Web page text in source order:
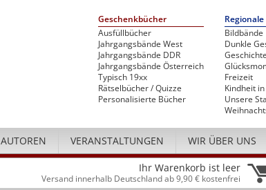
Geschenkbücher
Ausfüllbücher
Jahrgangsbände West
Jahrgangsbände DDR
Jahrgangsbände Österreich
Typisch 19xx
Rätselbücher / Quizze
Personalisierte Bücher
Bildbände
Dunkle
Freizeit
Kindheit
Unsere
AUTOREN VERANSTALTUNGEN WIR ÜBER UNS
Ihr Warenkorb ist leer
Versand innerhalb Deutschland ab 9,90 € kostenfrei